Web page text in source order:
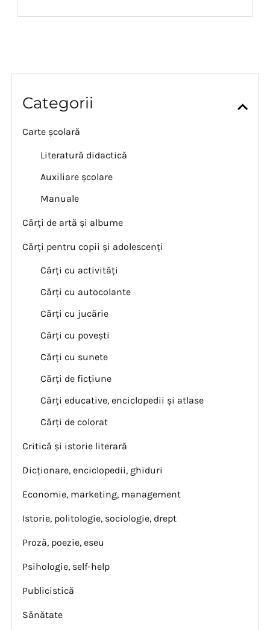
Categorii
Carte școlară
Literatură didactică
Auxiliare școlare
Manuale
Cărți de artă și albume
Cărți pentru copii și adolescenți
Cărți cu activități
Cărți cu autocolante
Cărți cu jucărie
Cărți cu povești
Cărți cu sunete
Cărți de ficțiune
Cărți educative, enciclopedii și atlase
Cărți de colorat
Critică și istorie literară
Dicționare, enciclopedii, ghiduri
Economie, marketing, management
Istorie, politologie, sociologie, drept
Proză, poezie, eseu
Psihologie, self-help
Publicistică
Sănătate